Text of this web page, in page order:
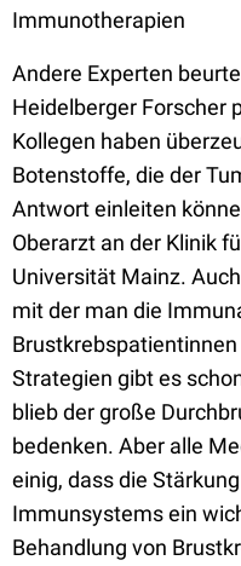
Immunotherapien
Andere Experten
Heidelberger Forscher
Kollegen haben
Botenstoffe, die der
Antwort einleiten
Oberarzt an der Klinik
Universität Mainz.
mit der man die
Brustkrebspatientinnen
Strategien gibt es
blieb der große
bedenken. Aber alle
einig, dass die
Immunsystems ein
Behandlung von